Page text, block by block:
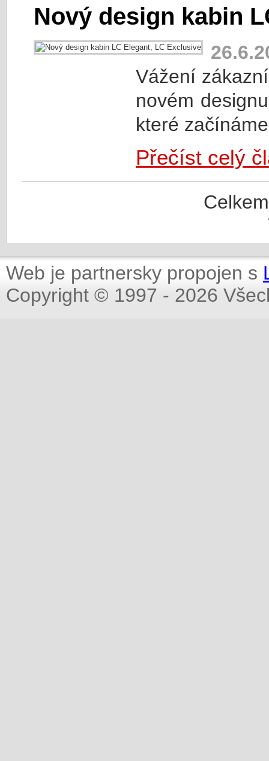
Nový design kabin
Vážení
novém
které
Přečíst celý
Web je partnersky propojen s
Copyright © 1997 - 2026